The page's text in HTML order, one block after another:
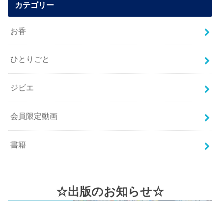
カテゴリー
お香
ひとりごと
ジビエ
会員限定動画
書籍
☆出版のお知らせ☆